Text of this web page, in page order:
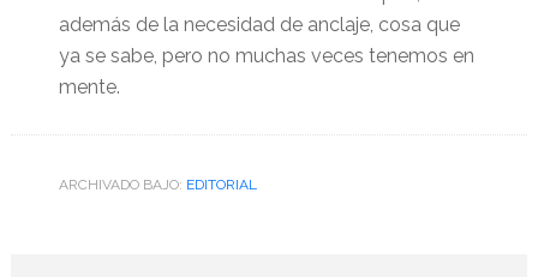
además de la necesidad de anclaje, cosa que
ya se sabe, pero no muchas veces tenemos en
mente.
ARCHIVADO BAJO: EDITORIAL